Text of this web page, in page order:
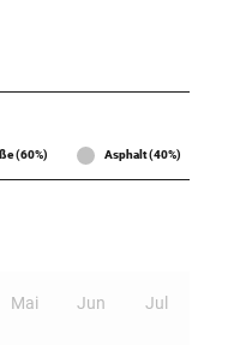
(60%) Asphalt (40%)
Mai Jun Jul